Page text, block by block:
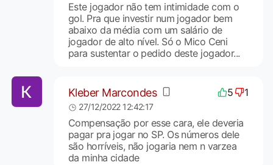
Este jogador não tem intimidade com o
gol. Pra que investir num jogador bem
abaixo da média com um salário de
jogador de alto nível. Só o Mico Ceni
para sustentar o pedido deste jogador...
Kleber Marcondes 5 1
27/12/2022 12:42:17
Compensação por esse cara, ele deveria
pagar pra jogar no SP. Os números dele
são horríveis, não jogaria nem n varzea
da minha cidade